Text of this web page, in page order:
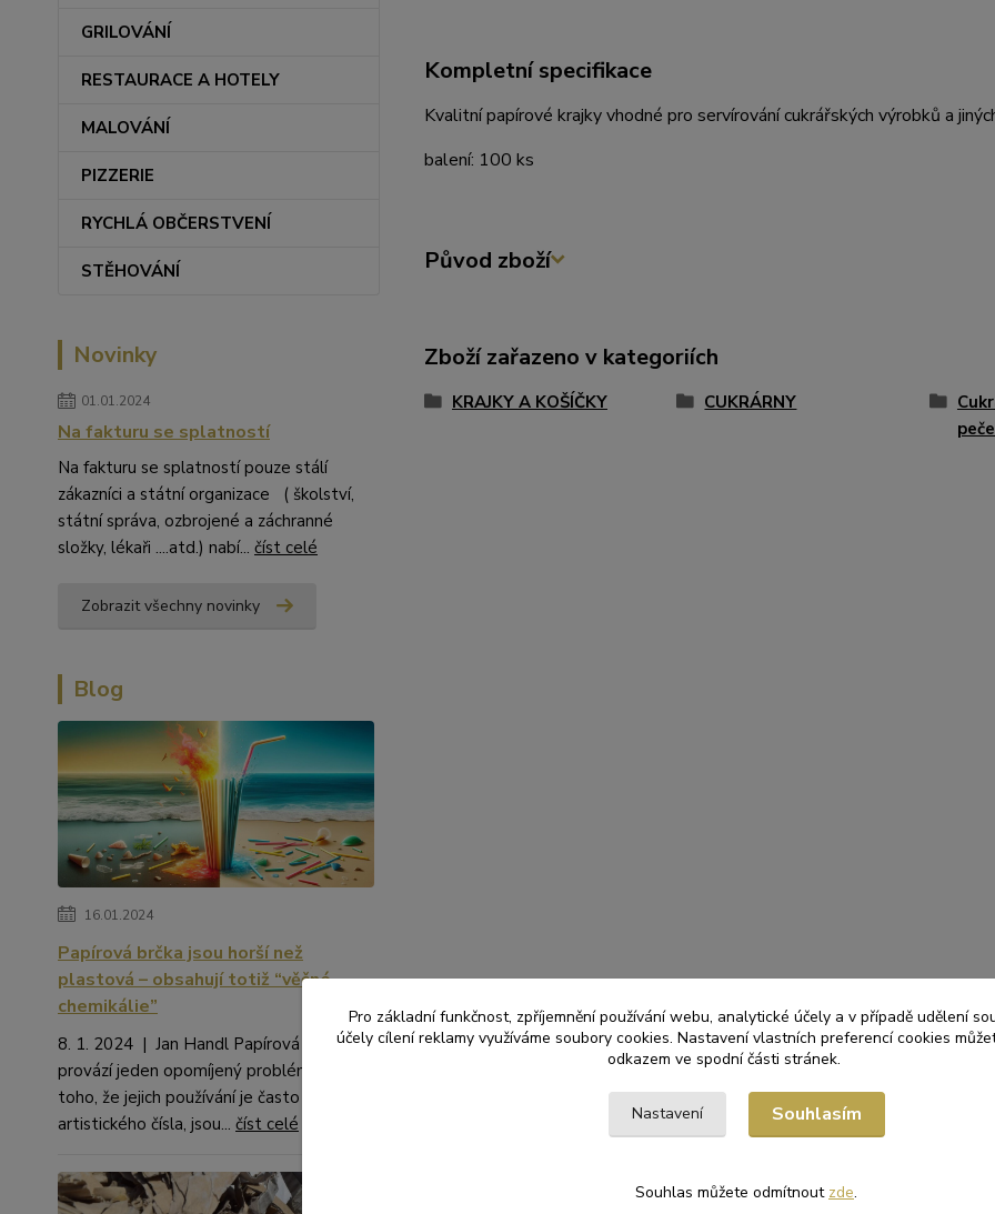
GRILOVÁNÍ
RESTAURACE A HOTELY
MALOVÁNÍ
PIZZERIE
RYCHLÁ OBČERSTVENÍ
STĚHOVÁNÍ
Novinky
01.01.2024
Na fakturu se splatností
Na fakturu se splatností pouze stálí
zákazníci a státní organizace ( školství,
státní správa, ozbrojené a záchranné
složky, lékaři ....atd.) nabí... číst celé
Zobrazit všechny novinky
Blog
16.01.2024
Papírová brčka jsou horší než
plastová – obsahují totiž “věčné
chemikálie”
8. 1. 2024 | Jan Handl Papírová brčka
provází jeden opomíjený problém. Kromě
toho, že jejich používání je často na hraně
artistického čísla, jsou... číst celé
Kompletní specifikace
Kvalitní papírové krajky vhodné pro servírování cukrářských výrobků a
balení: 100 ks
Původ zboží
Zboží zařazeno v kategoriích
KRAJKY A KOŠÍČKY CUKRÁRNY
Pro základní funkčnost, zpříjemnění používání webu, analytické účely a v případě udělení
účely cílení reklamy využíváme soubory cookies. Nastavení vlastních preferencí cookies
odkazem ve spodní části stránek.
Nastavení Souhlasím
Souhlas můžete odmítnout zde.